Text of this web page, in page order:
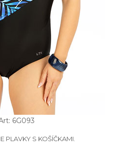
6G093
PLAVKY S KOŠÍČKAMI.